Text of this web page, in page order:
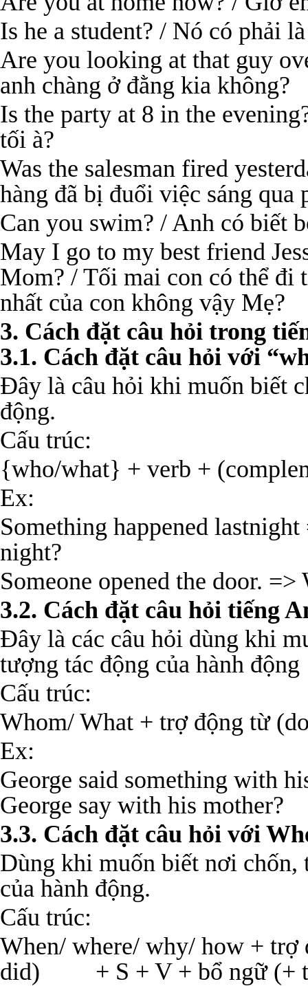
Is he a student? / Nó có phải
Are you looking at that guy
anh chàng ở đằng kia không?
Is the party at 8 in the
tối à?
Was the salesman fired
hàng đã bị đuổi việc sáng qua
Can you swim? / Anh có biết
May I go to my best friend
Mom? / Tối mai con có thể đi
nhất của con không vậy Mẹ?
3. Cách đặt câu hỏi trong
3.1. Cách đặt câu hỏi với
Đây là câu hỏi khi muốn biết
động.
Cấu trúc:
{who/what} + verb +
Ex:
Something happened
night?
Someone opened the door.
3.2. Cách đặt câu hỏi tiếng
Đây là các câu hỏi dùng khi
tượng tác động của hành động
Cấu trúc:
Whom/ What + trợ động từ
Ex:
George said something with
George say with his mother?
3.3. Cách đặt câu hỏi với
Dùng khi muốn biết nơi
của hành động.
Cấu trúc:
When/ where/ why/ how + trợ
did) + S + V + bổ ngữ (+